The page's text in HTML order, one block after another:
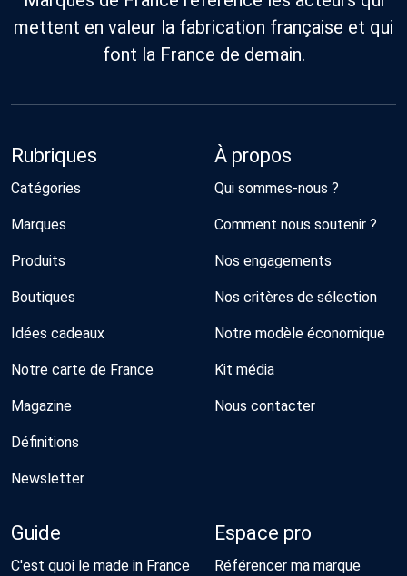
mettent en valeur la fabrication française et qui
font la France de demain.
Rubriques
Catégories
Marques
Produits
Boutiques
Idées cadeaux
Notre carte de France
Magazine
Définitions
Newsletter
À propos
Qui sommes-nous ?
Comment nous soutenir ?
Nos engagements
Nos critères de sélection
Notre modèle économique
Kit média
Nous contacter
Guide
C'est quoi le made in France
Espace pro
Référencer ma marque